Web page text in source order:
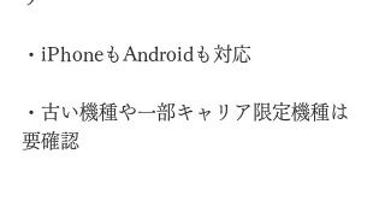
・iPhoneもAndroidも対応
・古い機種や一部キャリア限定機種は
要確認